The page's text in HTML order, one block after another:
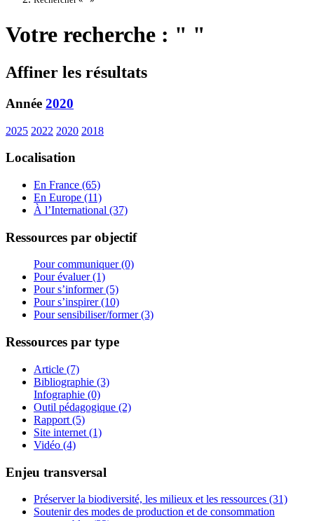
Votre recherche : " "
Affiner les résultats
Année 2020
2025 2022 2020 2018
Localisation
En France (65)
En Europe (11)
À l’International (37)
Ressources par objectif
Pour communiquer (0)
Pour évaluer (1)
Pour s’informer (5)
Pour s’inspirer (10)
Pour sensibiliser/former (3)
Ressources par type
Article (7)
Bibliographie (3)
Infographie (0)
Outil pédagogique (2)
Rapport (5)
Site internet (1)
Vidéo (4)
Enjeu transversal
Préserver la biodiversité, les milieux et les ressources (31)
Soutenir des modes de production et de consommation